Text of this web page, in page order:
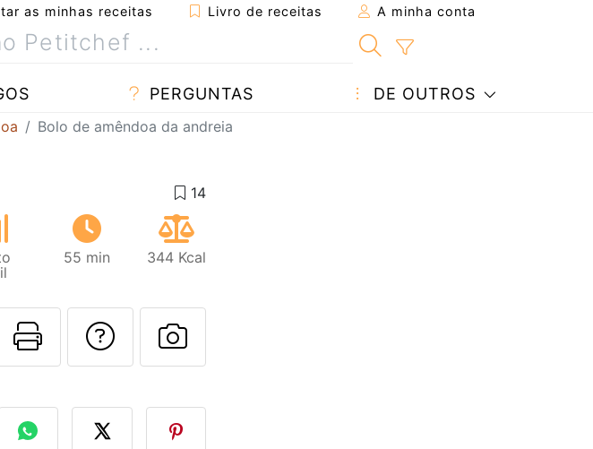
as minhas receitas Livro de receitas A minha conta
PERGUNTAS DE OUTROS
Bolo de amêndoa da andreia
55 min 344 Kcal
esta receita a um amigo
Imprima esta página
Falar com o autor da receita
Fez esta receita? Compartilhe